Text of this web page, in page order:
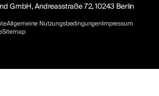
GmbH, Andreasstraße 72, 10243 Berlin
Allgemeine NutzungsbedingungenImpressum
Sitemap